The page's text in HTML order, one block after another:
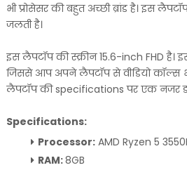
भी प्रोसेसर की बहुत अच्छी ब्रांड है। इस
जलती है।
इस लैपटॉप की स्क्रीन 15.6-inch FHD है।
जिससे आप अपने लैपटॉप से वीडियो
लैपटॉप की specifications पर एक नजर
Specifications:
Processor:AMD Ryzen 5
RAM:8GB